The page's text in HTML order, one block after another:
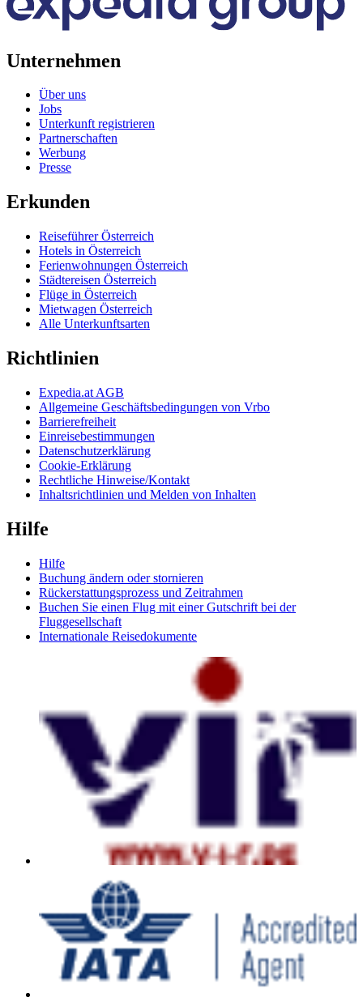
Unternehmen
Über uns
Jobs
Unterkunft registrieren
Partnerschaften
Werbung
Presse
Erkunden
Reiseführer Österreich
Hotels in Österreich
Ferienwohnungen Österreich
Städtereisen Österreich
Flüge in Österreich
Mietwagen Österreich
Alle Unterkunftsarten
Richtlinien
Expedia.at AGB
Allgemeine Geschäftsbedingungen von Vrbo
Barrierefreiheit
Einreisebestimmungen
Datenschutzerklärung
Cookie-Erklärung
Rechtliche Hinweise/Kontakt
Inhaltsrichtlinien und Melden von Inhalten
Hilfe
Hilfe
Buchung ändern oder stornieren
Rückerstattungsprozess und Zeitrahmen
Buchen Sie einen Flug mit einer Gutschrift bei der
Fluggesellschaft
Internationale Reisedokumente